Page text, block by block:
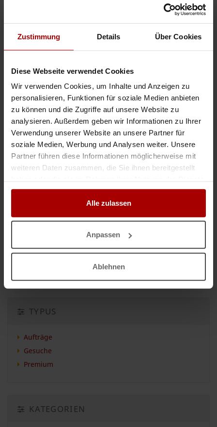
Zustimmung Details Über Cookies
Diese Webseite verwendet Cookies
Wir verwenden Cookies, um Inhalte und Anzeigen zu
personalisieren, Funktionen für soziale Medien anbieten
zu können und die Zugriffe auf unsere Website zu
analysieren. Außerdem geben wir Informationen zu Ihrer
Verwendung unserer Website an unsere Partner für
soziale Medien, Werbung und Analysen weiter. Unsere
Partner führen diese Informationen möglicherweise mit
weiteren Daten zusammen, die Sie ihnen bereitgestellt
gesammelt haben.
Alle zulassen
Anpassen
Ablehnen
Aufträge & Firmen in Halle (Saale)
Aufträge & Firmen in Köthen
Aufträge & Firmen in Wurzen
Aufträge & Firmen in Sachsen
Das können Sie als Nächstes tun
Jetzt kostenlos freie Kapazitäten melden
Jetzt kostenlos einen Auftrag vergeben
Auftrag vergeben
TYPUS
Aufträge
Gesuche
Premium
KATEGORIEN